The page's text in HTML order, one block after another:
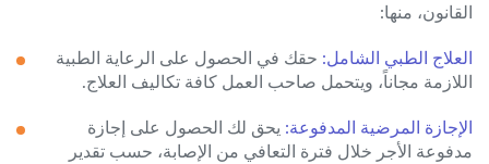
القانون، منها:
العلاج الطبي الشامل: حقك في الحصول على الرعاية الطبية
اللازمة مجاناً، ويتحمل صاحب العمل كافة تكاليف العلاج.
الإجازة المرضية المدفوعة: يحق لك الحصول على إجازة
مدفوعة الأجر خلال فترة التعافي من الإصابة، حسب تقدير